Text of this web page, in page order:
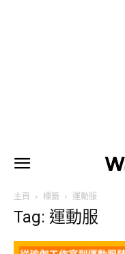
主頁 標籤 運動服
Tag: 運動服